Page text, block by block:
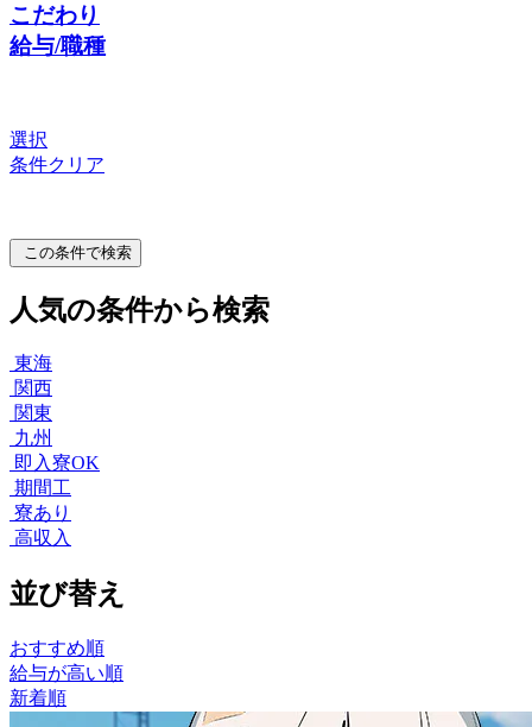
こだわり
給与/職種
選択
条件クリア
この条件で検索
人気の条件から検索
東海
関西
関東
九州
即入寮OK
期間工
寮あり
高収入
並び替え
おすすめ順
給与が高い順
新着順